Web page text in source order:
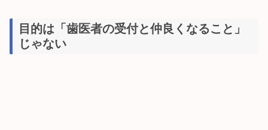
目的は「歯医者の受付と仲良くなること」
じゃない